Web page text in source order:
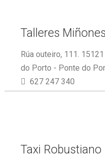
Talleres Miñones
Rúa outeiro, 111.
do Porto - Ponte do
627 247 340
Taxi Robustiano